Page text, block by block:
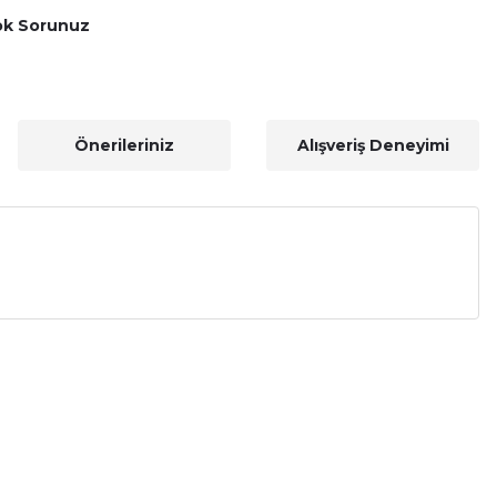
Sorunuz
Önerileriniz Alışveriş Deneyimi